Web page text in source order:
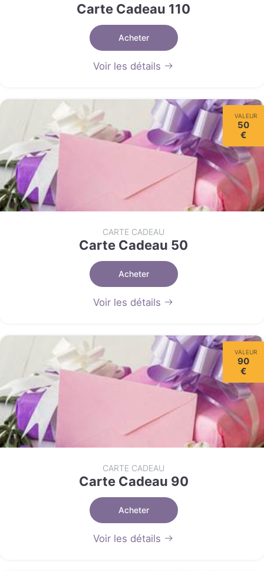
Carte Cadeau 110
Acheter
Voir les détails
VALEUR
50
€
CARTE CADEAU
Carte Cadeau 50
Acheter
Voir les détails
VALEUR
90
€
CARTE CADEAU
Carte Cadeau 90
Acheter
Voir les détails